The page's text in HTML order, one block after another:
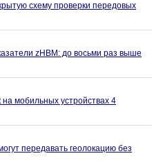
схему проверки передовых
zHBM: до восьми раз выше
мобильных устройствах 4
передавать геолокацию без